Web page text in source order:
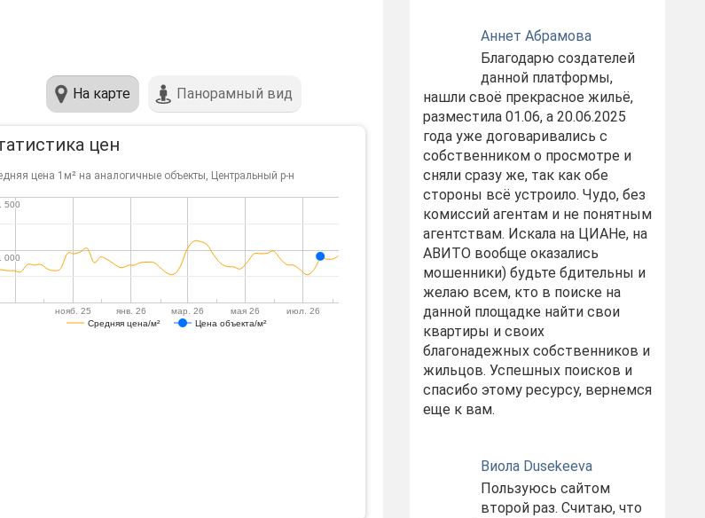
На карте
Панорамный вид
цен
цена 1м² на аналогичные объекты, Центральный р-н
Средняя цена/м² Цена объекта/м²
нояб. 25 янв. 26 мар. 26 мая 26 июл. 26
000
000
500
500
Аннет Абрамова
Благодарю создателей
данной платформы,
нашли своё прекрасное жильё,
разместила 01.06, а 20.06.2025
года уже договаривались с
собственником о просмотре и
сняли сразу же, так как обе
стороны всё устроило. Чудо, без
комиссий агентам и не понятным
агентствам. Искала на ЦИАНе, на
АВИТО вообще оказались
мошенники) будьте бдительны и
желаю всем, кто в поиске на
данной площадке найти свои
квартиры и своих
благонадежных собственников и
жильцов. Успешных поисков и
спасибо этому ресурсу, вернемся
еще к вам.
Виола Dusekeeva
Пользуюсь сайтом
второй раз. Считаю, что